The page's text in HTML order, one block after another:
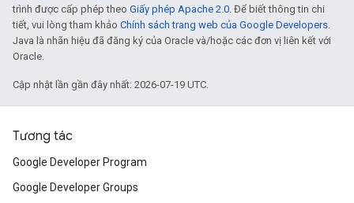
trình được cấp phép theo Giấy phép Apache 2.0. Để biết thông tin chi
tiết, vui lòng tham khảo Chính sách trang web của Google Developers.
Java là nhãn hiệu đã đăng ký của Oracle và/hoặc các đơn vị liên kết với
Oracle.
Cập nhật lần gần đây nhất: 2026-07-19 UTC.
Tương tác
Google Developer Program
Google Developer Groups